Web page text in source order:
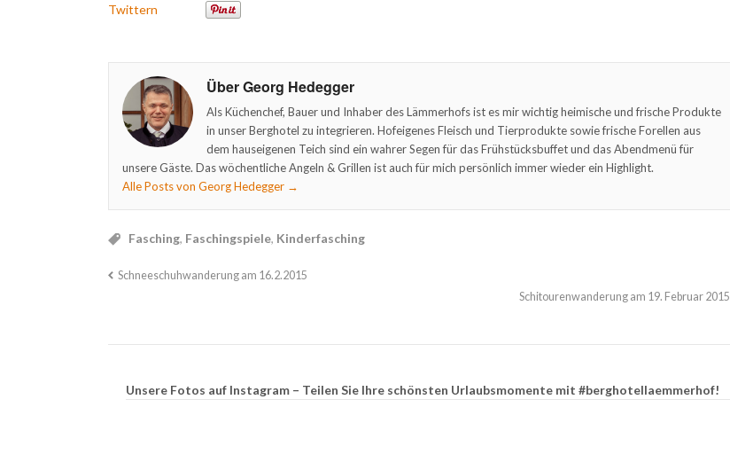
Twittern
Über Georg Hedegger
Als Küchenchef, Bauer und Inhaber des Lämmerhofs ist es mir wichtig heimische und frische Produkte
in unser Berghotel zu integrieren. Hofeigenes Fleisch und Tierprodukte sowie frische Forellen aus
dem hauseigenen Teich sind ein wahrer Segen für das Frühstücksbuffet und das Abendmenü für
unsere Gäste. Das wöchentliche Angeln & Grillen ist auch für mich persönlich immer wieder ein Highlight.
Alle Posts von Georg Hedegger →
Fasching, Faschingspiele, Kinderfasching
Schneeschuhwanderung am 16.2.2015
Schitourenwanderung am 19. Februar 2015
Unsere Fotos auf Instagram – Teilen Sie Ihre schönsten Urlaubsmomente mit #berghotellaemmerhof!